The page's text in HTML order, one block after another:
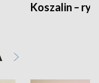
Koszalin –